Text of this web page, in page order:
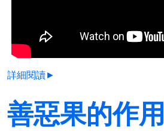
詳細閱讀►
善惡果的作用